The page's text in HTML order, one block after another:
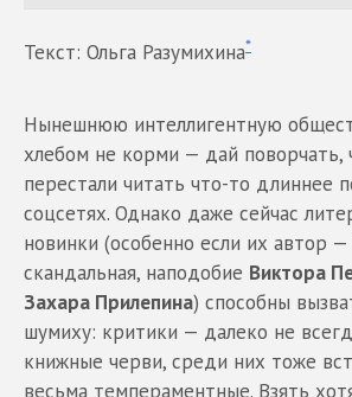
Текст: Ольга Разумихина*
Нынешнюю интеллигентную
хлебом не корми — дай поворчать,
перестали читать что-то длиннее
соцсетях. Однако даже сейчас
новинки (особенно если их автор
скандальная, наподобие Виктора
Захара Прилепина) способны
шумиху: критики — далеко не
книжные черви, среди них тоже
весьма темпераментные. Взять